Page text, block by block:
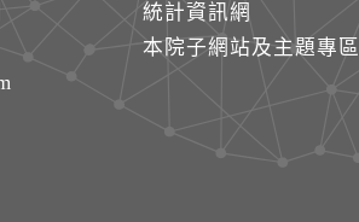
統計資訊網
本院子網站及主題專區